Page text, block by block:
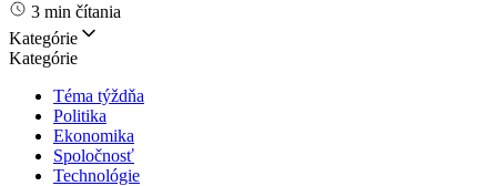
3 min čítania
Kategórie
Kategórie
Téma týždňa
Politika
Ekonomika
Spoločnosť
Technológie